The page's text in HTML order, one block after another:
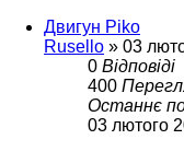
Двигун Piko
Rusello » 03
0 Відповіді
400
Останнє
03 лютого